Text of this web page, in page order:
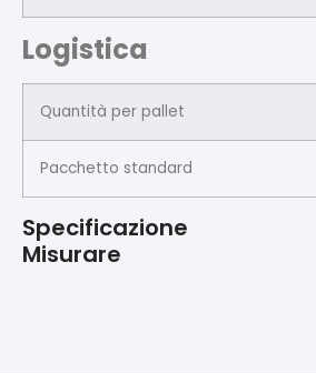
Logistica
Quantità per pallet
Pacchetto standard
Specificazione
Misurare